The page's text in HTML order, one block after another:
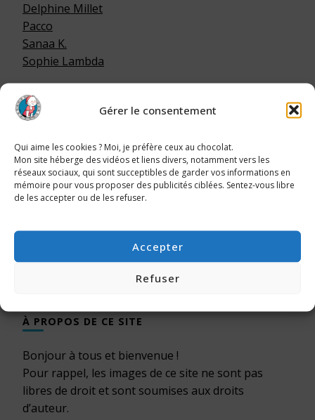
Gérer le consentement
Qui aime les cookies ? Moi, je préfère ceux au chocolat.
Mon site héberge des vidéos et liens divers, notamment vers les
réseaux sociaux, qui sont succeptibles de garder vos informations en
mémoire pour vous proposer des publicités ciblées. Sentez-vous libre
de les accepter ou de les refuser.
Accepter
Refuser
Delphine Millet
Pacco
Sanaa K.
Sophie Lambda
LA FOURRURE, C’EST POUR LES ANIMAUX !
À PROPOS DE CE SITE
Bonjour à tous et bienvenue !
Pour rappel, les images de ce site ne sont pas
libres de droit et sont soumises aux droits
d’auteur.